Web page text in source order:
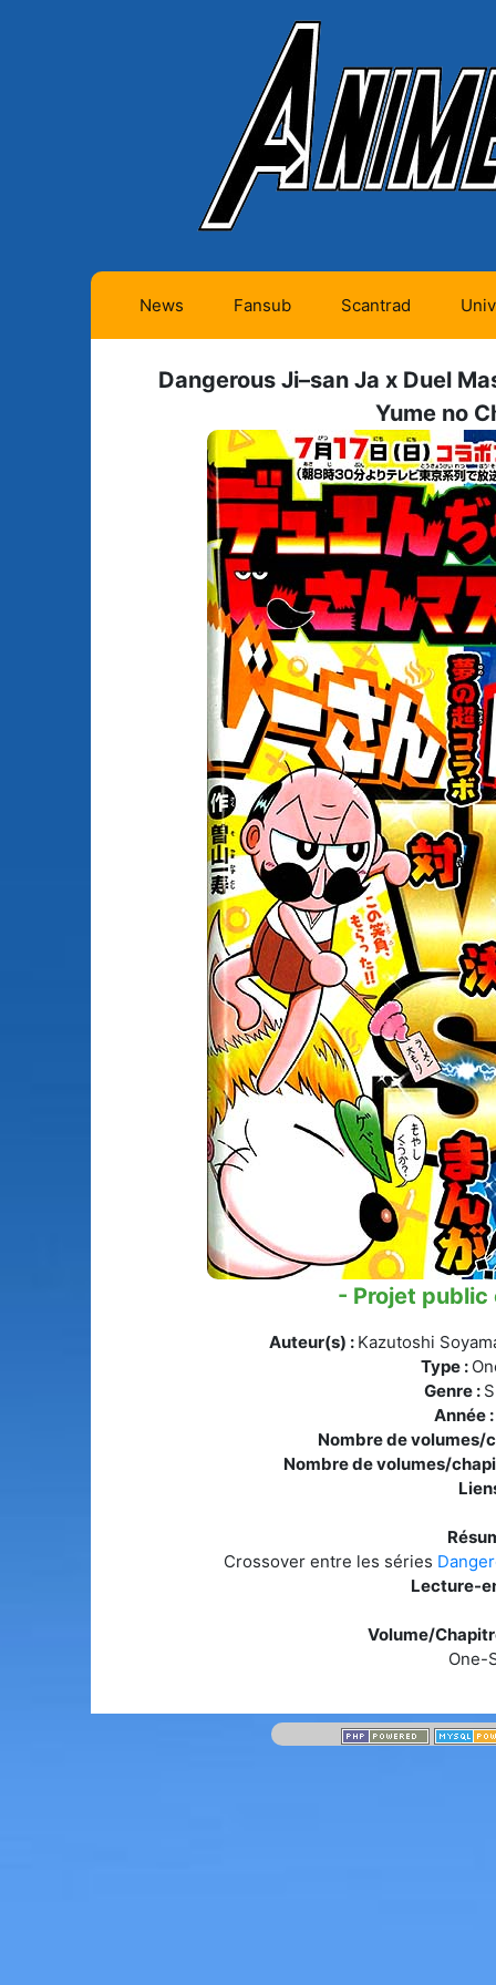
News Fansub
Animes en cours (1)
Animes terminés
(334)
Animes licenciés
(256)
Animes abandonnés
(13)
Tous les animes (604)
Scantrad
Mangas en cours
(Privés) (4)
Mangas en cours
(Publics) (11)
Mangas terminés
(Privés) (132)
Mangas terminés
(Publics) (88)
Mangas en pause
Mangas licenciés
Mangas
(0)
Tous les mangas
(273)
Dangerous Ji–san Ja x Duel
Yume no
- Projet public
Auteur(s) : Kazutoshi
Type :
Genre :
Année :
Nombre de volumes/
Nombre de volumes/
Crossover entre les séries
Lecture-
Volume/
One-